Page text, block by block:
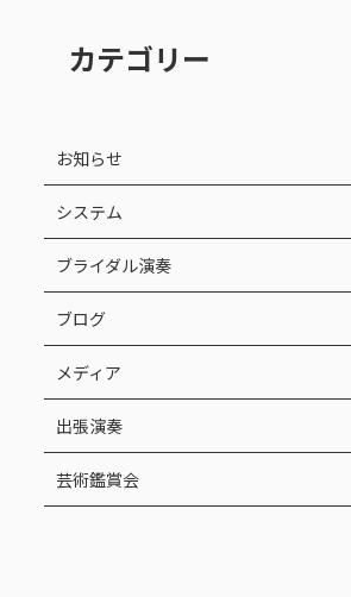
カテゴリー
お知らせ
システム
ブライダル演奏
ブログ
メディア
出張演奏
芸術鑑賞会